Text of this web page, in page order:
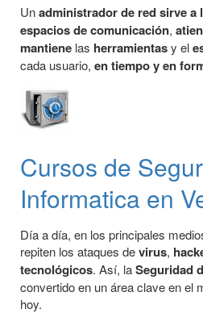
Unadministrador de red sirve a
espacios de comunicación,
mantiene las herramientasy el
cada usuario, en tiempo y en
Cursos de
Informatica en
Día a día, en los principales
repiten los ataques devirus,
tecnológicos. Así, laSeguridad
convertido en un área clave en el
hoy.